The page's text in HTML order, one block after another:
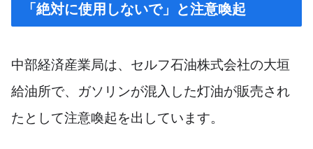
「絶対に使用しないで」と注意喚起
中部経済産業局は、セルフ石油株式会社の大垣
給油所で、ガソリンが混入した灯油が販売され
たとして注意喚起を出しています。